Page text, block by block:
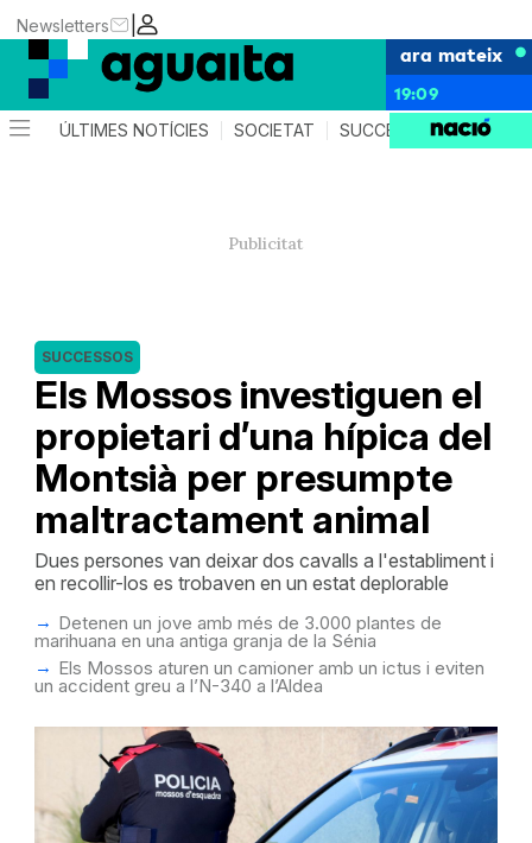
|
Newsletters
ara mateix
19:09
ÚLTIMES NOTÍCIES SOCIETAT SUCCESSOS AGENDA
Els Mossos investiguen el
propietari d’una hípica del
Montsià per presumpte
maltractament animal
SUCCESSOS
Dues persones van deixar dos cavalls a l'establiment i
en recollir-los es trobaven en un estat deplorable
Detenen un jove amb més de 3.000 plantes de
marihuana en una antiga granja de la Sénia
Els Mossos aturen un camioner amb un ictus i eviten
un accident greu a l’N-340 a l’Aldea